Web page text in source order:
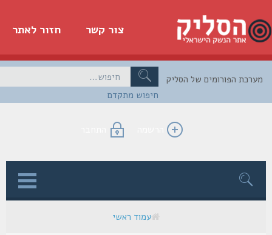
חזור לאתר צור קשר
חיפוש מתקדם
הפורומים של הסליק
הרשמה התחבר
עמוד ראשי